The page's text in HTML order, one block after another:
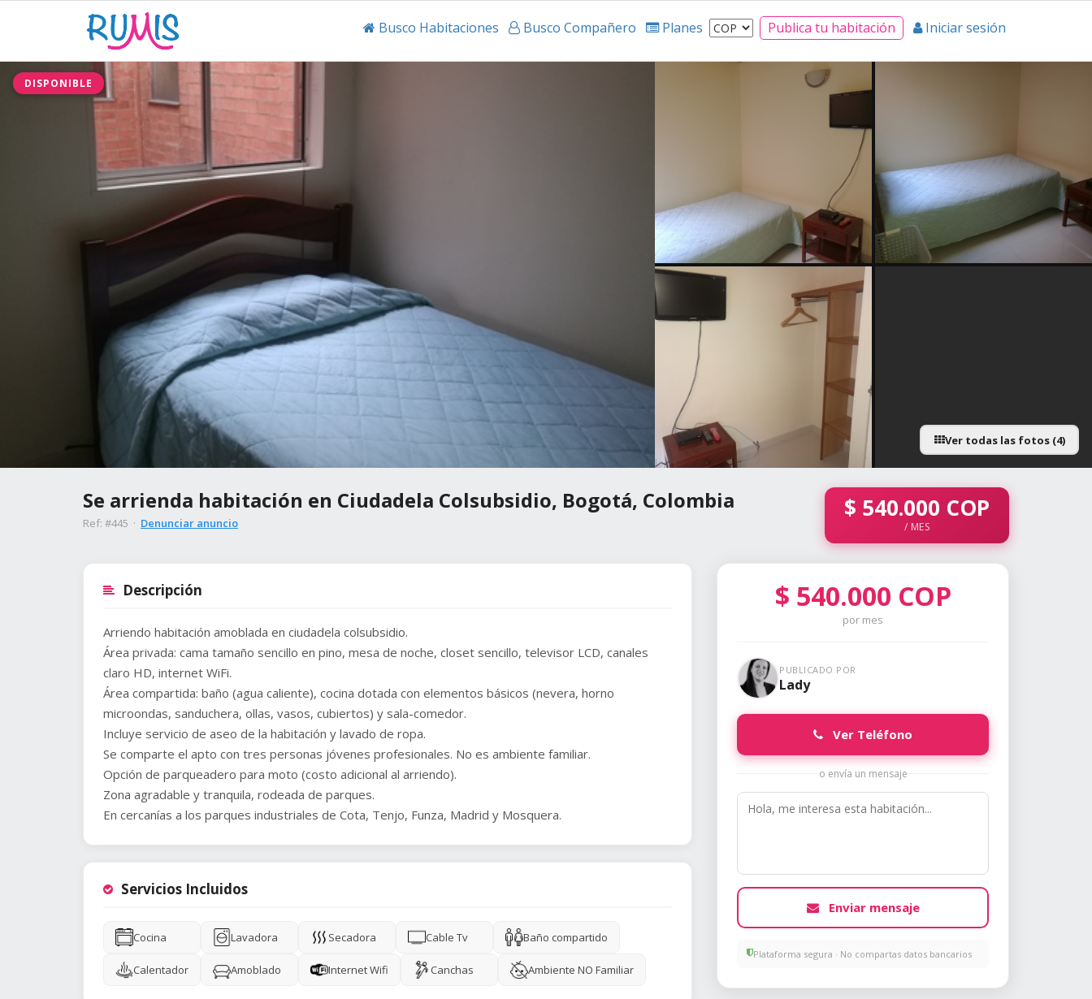
Busco Habitaciones Busco Compañero Planes Publica tu habitación Iniciar sesión
DISPONIBLE
Ver todas las fotos (4)
Se arrienda habitación en Ciudadela Colsubsidio, Bogotá, Colombia
Ref: #445 · Denunciar anuncio
$ 540.000 COP
/ MES
Descripción
Arriendo habitación amoblada en ciudadela colsubsidio.
Área privada: cama tamaño sencillo en pino, mesa de noche, closet sencillo, televisor LCD, canales
claro HD, internet WiFi.
Área compartida: baño (agua caliente), cocina dotada con elementos básicos (nevera, horno
microondas, sanduchera, ollas, vasos, cubiertos) y sala-comedor.
Incluye servicio de aseo de la habitación y lavado de ropa.
Se comparte el apto con tres personas jóvenes profesionales. No es ambiente familiar.
Opción de parqueadero para moto (costo adicional al arriendo).
Zona agradable y tranquila, rodeada de parques.
En cercanías a los parques industriales de Cota, Tenjo, Funza, Madrid y Mosquera.
Servicios Incluidos
Cocina Lavadora Secadora Cable Tv Baño compartido
Calentador Amoblado Internet Wifi Canchas Ambiente NO Familiar
$ 540.000 COP
por mes
PUBLICADO POR
Lady
Ver Teléfono
o envía un mensaje
Enviar mensaje
Plataforma segura · No compartas datos bancarios